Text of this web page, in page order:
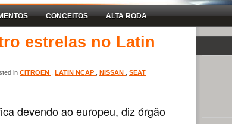
CONCEITOS ALTA RODA
estrelas no Latin
in CITROEN LATIN NCAP NISSAN SEAT
devendo ao europeu, diz órgão